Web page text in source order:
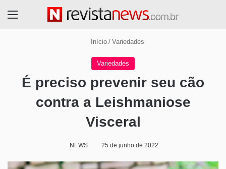
Início / Variedades
Variedades
É preciso prevenir seu cão
contra a Leishmaniose
Visceral
NEWS 25 de junho de 2022